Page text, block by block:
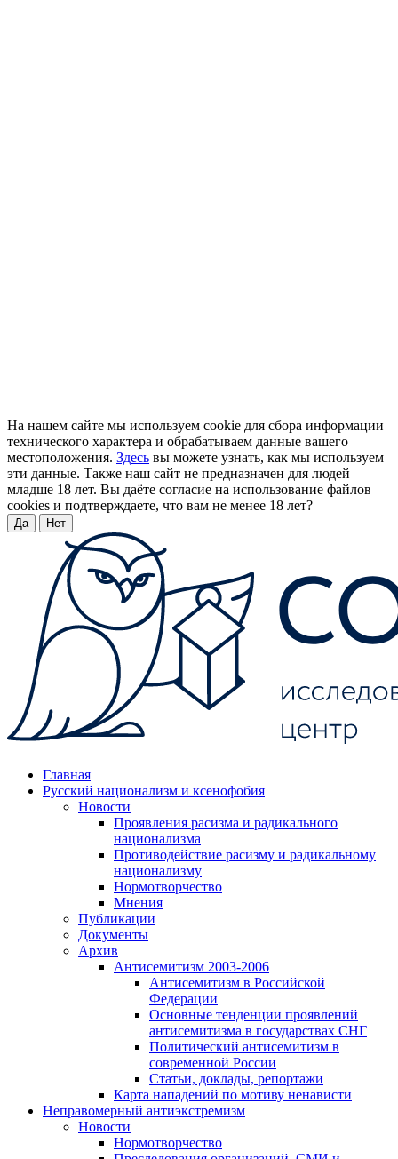
На нашем сайте мы используем cookie для сбора информации
технического характера и обрабатываем данные вашего
местоположения. Здесь вы можете узнать, как мы используем
эти данные. Также наш сайт не предназначен для людей
младше 18 лет. Вы даёте согласие на использование файлов
cookies и подтверждаете, что вам не менее 18 лет?
Да Нет
Главная
Русский национализм и ксенофобия
Новости
Проявления расизма и радикального
национализма
Противодействие расизму и радикальному
национализму
Нормотворчество
Мнения
Публикации
Документы
Архив
Антисемитизм 2003-2006
Антисемитизм в Российской
Федерации
Основные тенденции проявлений
антисемитизма в государствах СНГ
Политический антисемитизм в
современной России
Статьи, доклады, репортажи
Карта нападений по мотиву ненависти
Неправомерный антиэкстремизм
Новости
Нормотворчество